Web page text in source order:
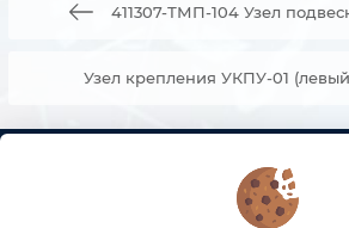
411307-ТМП-104 Узел
Узел крепления УКПУ-01